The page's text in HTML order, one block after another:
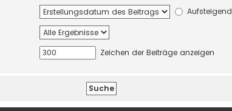
Aufsteigend
Zeichen der Beiträge anzeigen